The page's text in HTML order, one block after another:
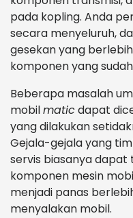
pada kopling. Anda
secara menyeluruh,
gesekan yang
komponen yang
Beberapa masalah
mobilmaticdapat
yang dilakukan
Gejala-gejala yang
servis biasanya
komponen mesin
menjadi panas
menyalakan mobil.